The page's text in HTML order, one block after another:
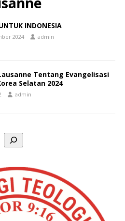
INDONESIA
2024 admin
Tentang Evangelisasi
Selatan 2024
admin